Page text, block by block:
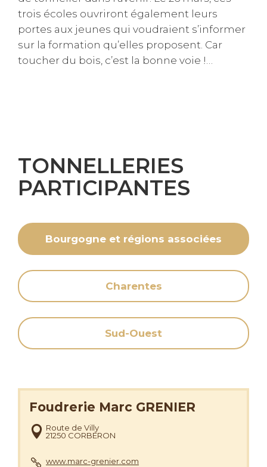
trois écoles ouvriront également leurs
portes aux jeunes qui voudraient s’informer
sur la formation qu’elles proposent. Car
toucher du bois, c’est la bonne voie !…
TONNELLERIES
PARTICIPANTES
Bourgogne et régions associées
Charentes
Sud-Ouest
Foudrerie Marc GRENIER
Route de Villy
21250 CORBERON
www.marc-grenier.com